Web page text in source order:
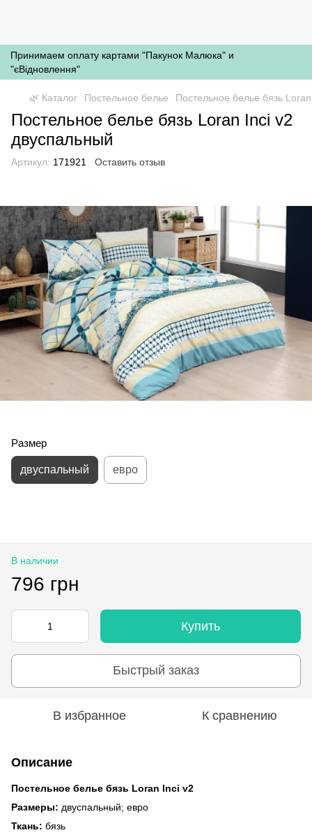
Принимаем оплату картами "Пакунок Малюка" и
"єВідновлення"
🌿 Каталог Постельное белье Постельное белье бязь
Постельное белье бязь Loran Inci v2
двуспальный
Артикул: 171921 Оставить отзыв
Размер
двуспальный евро
В наличии
796 грн
Купить
Быстрый заказ
В избранное К сравнению
Описание
Постельное белье бязь Loran Inci v2
Размеры: двуспальный; евро
Ткань: бязь